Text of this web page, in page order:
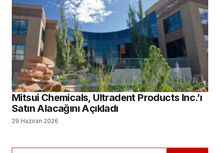
Mitsui Chemicals, Ultradent Products Inc.’ı
Satın Alacağını Açıkladı
29 Haziran 2026